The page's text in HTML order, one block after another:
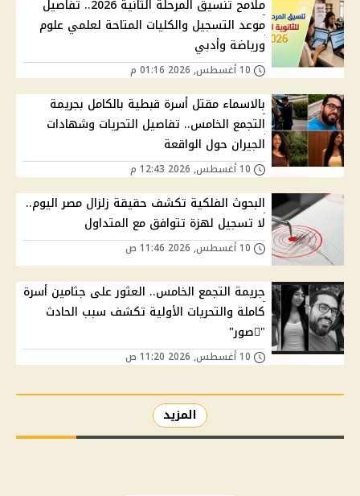
ملامح تنسيق المرحلة الثانية 2026.. تفاصيل
موعد التسجيل والكليات المتاحة لعلمي علوم
ورياضة وأدبي
بالاسماء مقتل أسرة قبطية بالكامل بجريمة
التجمع الخامس.. تفاصيل التحريات وشهادات
الجيران حول الواقعة
البحوث الفلكية تكشف حقيقة زلزال مصر اليوم..
لا تسجيل لهزة تتوافق مع المتداول
جريمة التجمع الخامس.. العثور على جثامين أسرة
كاملة والتحريات الأولية تكشف سبب الحادث
"ًصور"
المزيد